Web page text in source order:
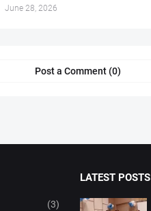
June 28, 2026
Post a Comment (0)
(3)
LATEST POSTS